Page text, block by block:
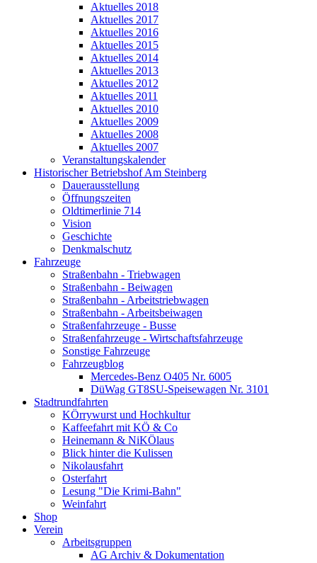
Aktuelles 2018
Aktuelles 2017
Aktuelles 2016
Aktuelles 2015
Aktuelles 2014
Aktuelles 2013
Aktuelles 2012
Aktuelles 2011
Aktuelles 2010
Aktuelles 2009
Aktuelles 2008
Aktuelles 2007
Veranstaltungskalender
Historischer Betriebshof Am Steinberg
Dauerausstellung
Öffnungszeiten
Oldtimerlinie 714
Vision
Geschichte
Denkmalschutz
Fahrzeuge
Straßenbahn - Triebwagen
Straßenbahn - Beiwagen
Straßenbahn - Arbeitstriebwagen
Straßenbahn - Arbeitsbeiwagen
Straßenfahrzeuge - Busse
Straßenfahrzeuge - Wirtschaftsfahrzeuge
Sonstige Fahrzeuge
Fahrzeugblog
Mercedes-Benz O405 Nr. 6005
DüWag GT8SU-Speisewagen Nr. 3101
Stadtrundfahrten
KÖrrywurst und Hochkultur
Kaffeefahrt mit KÖ & Co
Heinemann & NiKÖlaus
Blick hinter die Kulissen
Nikolausfahrt
Osterfahrt
Lesung "Die Krimi-Bahn"
Weinfahrt
Shop
Verein
Arbeitsgruppen
AG Archiv & Dokumentation